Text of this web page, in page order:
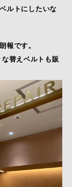
ルトにしたいな
報です。
替えベルトも販